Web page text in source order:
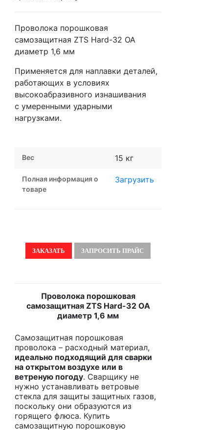
Проволока порошковая
самозащитная ZTS Hard-32 OA
диаметр 1,6 мм
Применяется для наплавки деталей,
работающих в условиях
высокоабразивного изнашивания
с умеренными ударными
нагрузками.
Вес 15 кг
Полная информация о
товаре
Загрузить
ЗАКАЗАТЬ ЗАПРОСИТЬ ПРАЙС
Проволока порошковая
самозащитная ZTS Hard-32 OA
диаметр 1,6 мм
Cамозащитная порошковая
проволока – расходный материал,
идеально подходящий для сварки
на открытом воздухе или в
ветреную погоду. Сварщику не
нужно устанавливать ветровые
стекла для защиты защитных газов,
поскольку они образуются из
горящего флюса. Купить
самозащитную порошковую